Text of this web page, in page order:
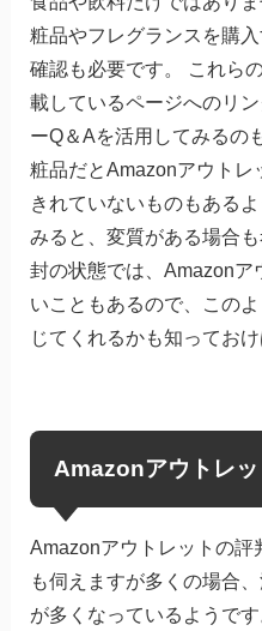
粧品やフレグランスを購
確認も必要です。 これら
載しているページへのリ
ーQ＆Aを活用してみるの
粧品だとAmazonアウトレ
きれていないものもある
みると、変質がある場合
封の状態では、Amazonア
いこともあるので、この
じてくれるかも知っておけ
Amazonアウトレッ
Amazonアウトレットの評
も伺えますが多くの場合
が多くなっているようで